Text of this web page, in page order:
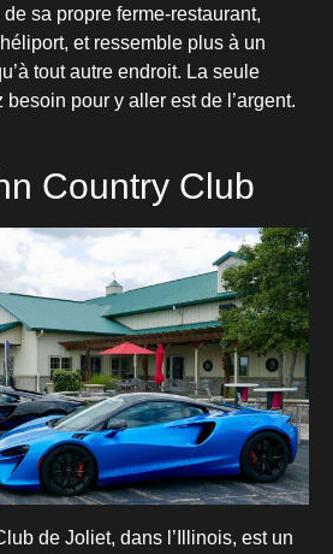
sa propre ferme-restaurant,
et ressemble plus à un
tout autre endroit. La seule
pour y aller est de l’argent.
Country Club
de Joliet, dans l’Illinois, est un